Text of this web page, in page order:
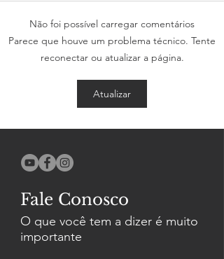
Gravação do CD
Consagrado
Não foi possível carregar comentários
Parece que houve um problema técnico. Tente
reconectar ou atualizar a página.
Atualizar
Fale Conosco
O que você tem a dizer é muito
importante